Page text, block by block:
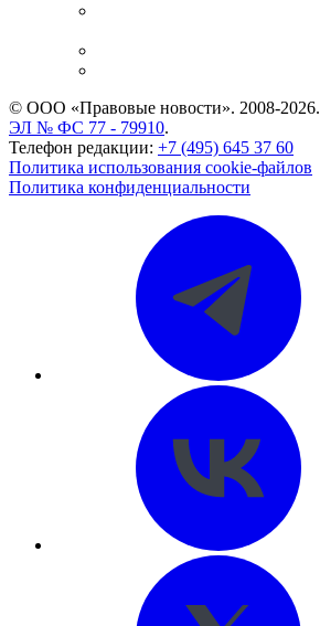
© ООО «Правовые новости». 2008-2026.
ЭЛ № ФС 77 - 79910.
Телефон редакции: +7 (495) 645 37 60
Политика использования cookie-файлов
Политика конфиденциальности